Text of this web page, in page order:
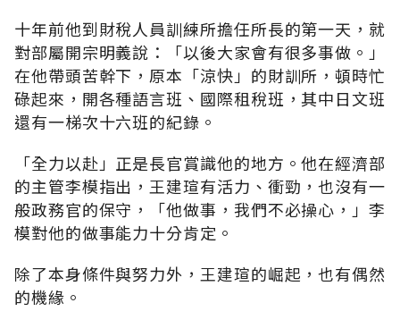
十年前他到財稅人員訓練所擔任所長的第一天，就
對部屬開宗明義說：「以後大家會有很多事做。」
在他帶頭苦幹下，原本「涼快」的財訓所，頓時忙
碌起來，開各種語言班、國際租稅班，其中日文班
還有一梯次十六班的紀錄。
「全力以赴」正是長官賞識他的地方。他在經濟部
的主管李模指出，王建瑄有活力、衝勁，也沒有一
般政務官的保守，「他做事，我們不必操心，」李
模對他的做事能力十分肯定。
除了本身條件與努力外，王建瑄的崛起，也有偶然
的機緣。